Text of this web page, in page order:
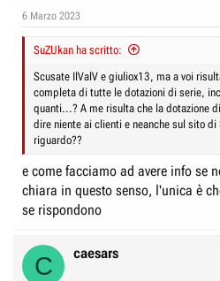
e
s
c
u
s
i
o
e
i
o
6 Marzo 2023
SuZUkan ha scritto:
Scusate IlValV e giuliox13, ma a voi
completa di tutte le dotazioni di serie,
quanti...? A me risulta che la dotazione
dire niente ai clienti e neanche sul sito
riguardo??
e come facciamo ad avere info se
chiara in questo senso, l'unica è
se rispondono
C caesars